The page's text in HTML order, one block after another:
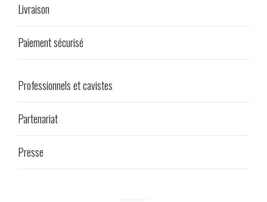
Livraison
Paiement sécurisé
Professionnels et cavistes
Partenariat
Presse